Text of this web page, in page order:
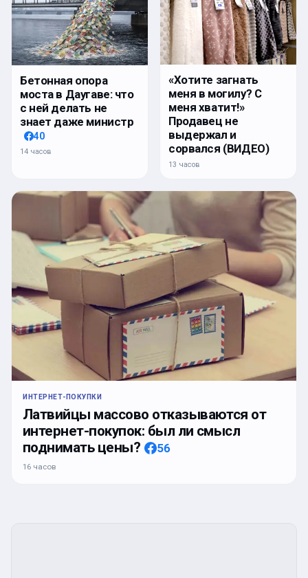
Бетонная опора
моста в Даугаве: что
с ней делать не
знает даже министр
40
14 часов
«Хотите загнать
меня в могилу? С
меня хватит!»
Продавец не
выдержал и
сорвался (ВИДЕО)
13 часов
ИНТЕРНЕТ-ПОКУПКИ
Латвийцы массово отказываются от
интернет-покупок: был ли смысл
поднимать цены?
56
16 часов